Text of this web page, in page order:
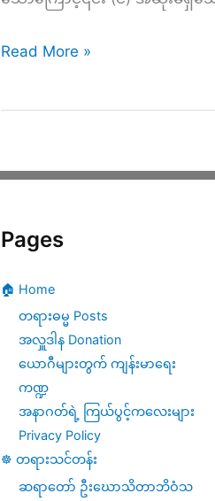
ပါဠိ
အခြေခံ
Read More »
Pages
🏠 Home
တရားဓမ္မ Posts
အလှူဒါန Donation
ယောဂီများတွက် ကျန်းမာရေး
ကဏ္ဍ
အနာဂတ်ရဲ့ ကြယ်ပွင့်ကလေးများ
Privacy Policy
☸️ တရားသင်တန်း
ဆရာတော် ဦးဃောသိတာဘိဝံသ